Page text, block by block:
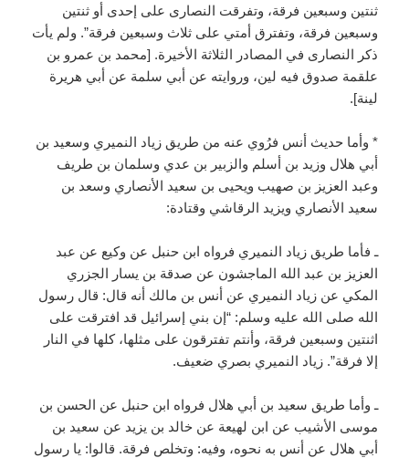
ثنتين وسبعين فرقة، وتفرقت النصارى على إحدى أو ثنتين
وسبعين فرقة، وتفترق أمتي على ثلاث وسبعين فرقة”. ولم يأت
ذكر النصارى في المصادر الثلاثة الأخيرة. [محمد بن عمرو بن
علقمة صدوق فيه لين، وروايته عن أبي سلمة عن أبي هريرة
لينة].
* وأما حديث أنس فرُوي عنه من طريق زياد النميري وسعيد بن
أبي هلال وزيد بن أسلم والزبير بن عدي وسلمان بن طريف
وعبد العزيز بن صهيب ويحيى بن سعيد الأنصاري وسعد بن
سعيد الأنصاري ويزيد الرقاشي وقتادة:
ـ فأما طريق زياد النميري فرواه ابن حنبل عن وكيع عن عبد
العزيز بن عبد الله الماجشون عن صدقة بن يسار الجزري
المكي عن زياد النميري عن أنس بن مالك أنه قال: قال رسول
الله صلى الله عليه وسلم: “إن بني إسرائيل قد افترقت على
اثنتين وسبعين فرقة، وأنتم تفترقون على مثلها، كلها في النار
إلا فرقة”. زياد النميري بصري ضعيف.
ـ وأما طريق سعيد بن أبي هلال فرواه ابن حنبل عن الحسن بن
موسى الأشيب عن ابن لهيعة عن خالد بن يزيد عن سعيد بن
أبي هلال عن أنس به نحوه، وفيه: وتخلص فرقة. قالوا: يا رسول